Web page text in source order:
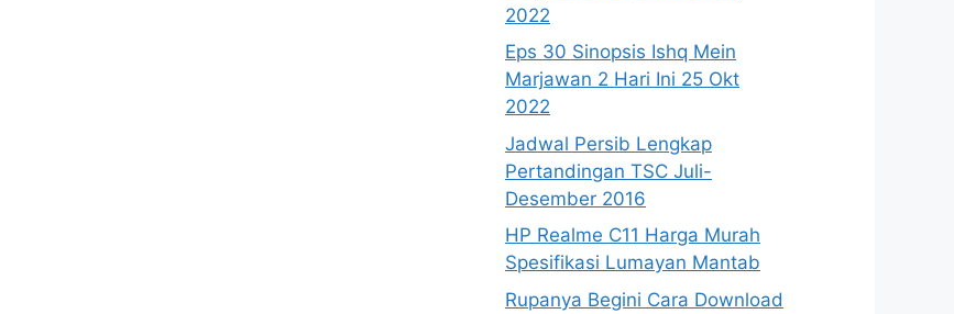
2022
Eps 30 Sinopsis Ishq Mein
Marjawan 2 Hari Ini 25 Okt
2022
Jadwal Persib Lengkap
Pertandingan TSC Juli-
Desember 2016
HP Realme C11 Harga Murah
Spesifikasi Lumayan Mantab
Rupanya Begini Cara Download